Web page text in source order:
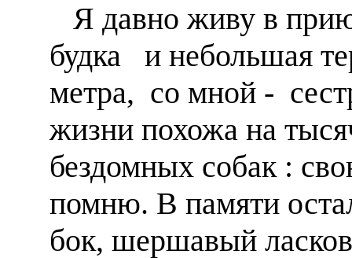
Я давно живу в
будка и небольшая
метра, со мной -
жизни похожа на
бездомных собак :
помню. В памяти
бок, шершавый